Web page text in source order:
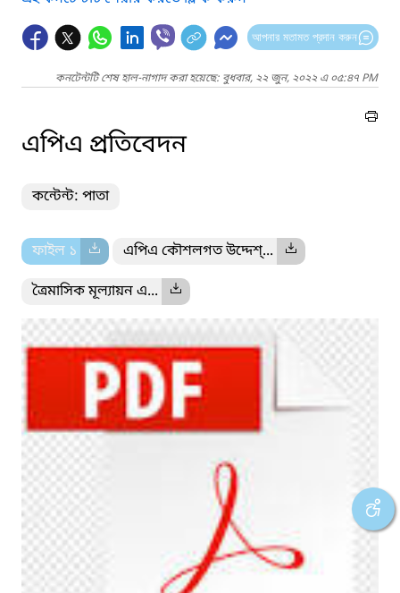
আপনার মতামত প্রদান করুন
কনটেন্টটি শেষ হাল-নাগাদ করা হয়েছে: বুধবার, ২২ জুন, ২০২২ এ ০৫:৪৭ PM
এপিএ প্রতিবেদন
কন্টেন্ট: পাতা
ফাইল ১ এপিএ কৌশলগত উদ্দেশ্...
ত্রৈমাসিক মূল্যায়ন এ...